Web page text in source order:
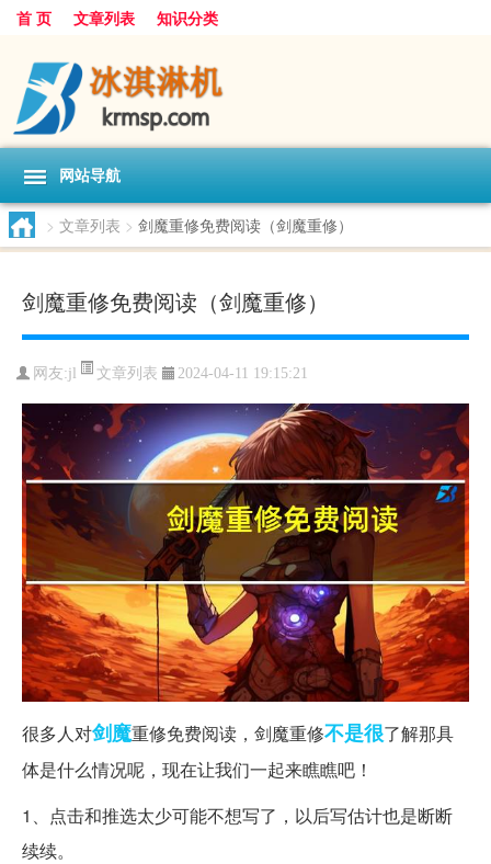
首 页 文章列表 知识分类
网站导航
> 文章列表 > 剑魔重修免费阅读（剑魔重修）
剑魔重修免费阅读（剑魔重修）
网友:jl 文章列表 2024-04-11 19:15:21
很多人对剑魔重修免费阅读，剑魔重修不是很了解那具
体是什么情况呢，现在让我们一起来瞧瞧吧！
1、点击和推选太少可能不想写了，以后写估计也是断断
续续。